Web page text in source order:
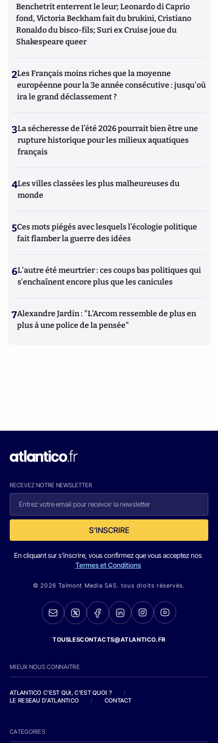
Benchetrit enterrent le leur; Leonardo di Caprio
fond, Victoria Beckham fait du brukini, Cristiano
Ronaldo du bisco-fils; Suri ex Cruise joue du
Shakespeare queer
2Les Français moins riches que la moyenne
européenne pour la 3e année consécutive : jusqu'où
ira le grand déclassement ?
3La sécheresse de l’été 2026 pourrait bien être une
rupture historique pour les milieux aquatiques
français
4Les villes classées les plus malheureuses du
monde
5Ces mots piégés avec lesquels l’écologie politique
fait flamber la guerre des idées
6L'autre été meurtrier : ces coups bas politiques qui
s'enchaînent encore plus que les canicules
7Alexandre Jardin : "L'Arcom ressemble de plus en
plus à une police de la pensée"
RECEVEZ NOTRE NEWSLETTER
S'INSCRIRE
En cliquant sur s'inscrire, vous confirmez que vous acceptez nos
Termes et Conditions
© 2026 Talmont Media SAS. tous droits réservés.
TOUSLESCONTACTS@ATLANTICO.FR
MIEUX NOUS CONNAITRE
ATLANTICO C'EST QUI, C'EST QUOI ?
/
LE RESEAU D'ATLANTICO
/ CONTACT
CATEGORIES